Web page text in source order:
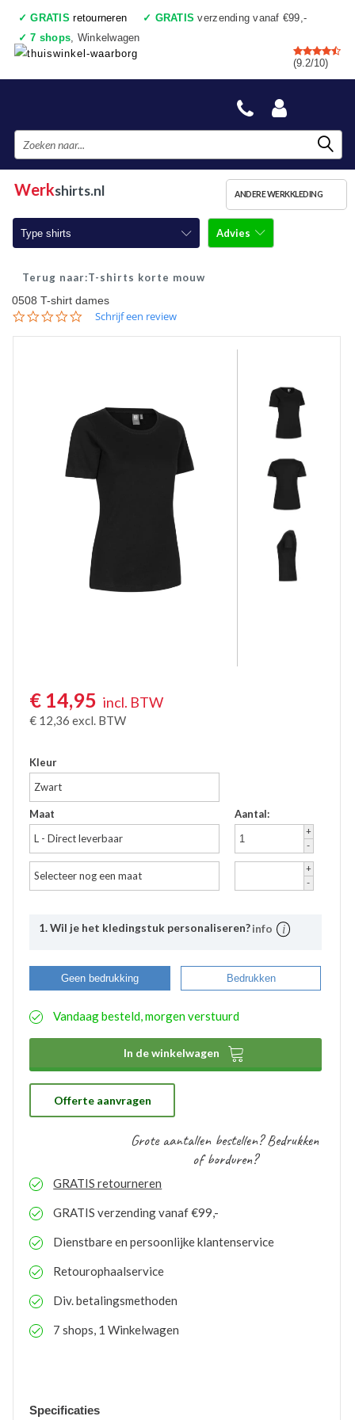
✓ GRATIS retourneren ✓ GRATIS verzending vanaf €99,-
✓ 7 shops, Winkelwagen
✓Voor 17:00 uur besteld, vandaag verzonden
✓Achteraf betalen ✓Ook een échte winkel
(9.2/10)
Werkshirts.nl ANDERE WERKKLEDING
Type shirts
T-shirts korte mouw
T-shirts lange mouw
Poloshirts korte mouw
Werkshirts Bedrukken
Advies
T-shirts korte mouw
0508 T-shirt dames
0.0Schrijf een review
€ 14,95 incl. BTW
€ 12,36 excl. BTW
Kleur
Zwart
Maat
L - Direct leverbaar
Aantal:
+
-
Selecteer nog een maat
+
-
1. Wil je het kledingstuk personaliseren?info
Bij Bevazet kunt u uw bedrijfskleding ook laten
bedrukken. Middels onderstaande stappen kunt u
aangemaakte bedrukkingsprofielen worden
hoeft u bij eventuele nabestellingen niet nogmaals het
proces te doorlopen. De bestelde logo’s kunnen door
ons gratis op voorraad gehouden worden. Bij eventuele
nabestellingen is uw voorraad bekend en kunt u de
logo’s toepassen op elk gewenste artikel.
Geen bedrukking Bedrukken
Vandaag besteld, morgen verstuurd
In de winkelwagen 
Offerte aanvragen
Grote aantallen bestellen? Bedrukken
of borduren?
GRATIS retourneren
GRATIS verzending vanaf €99,-
Dienstbare en persoonlijke klantenservice
Retourophaalservice
Div. betalingsmethoden
7 shops, 1 Winkelwagen
Specificaties